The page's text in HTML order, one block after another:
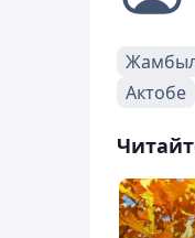
Актобе